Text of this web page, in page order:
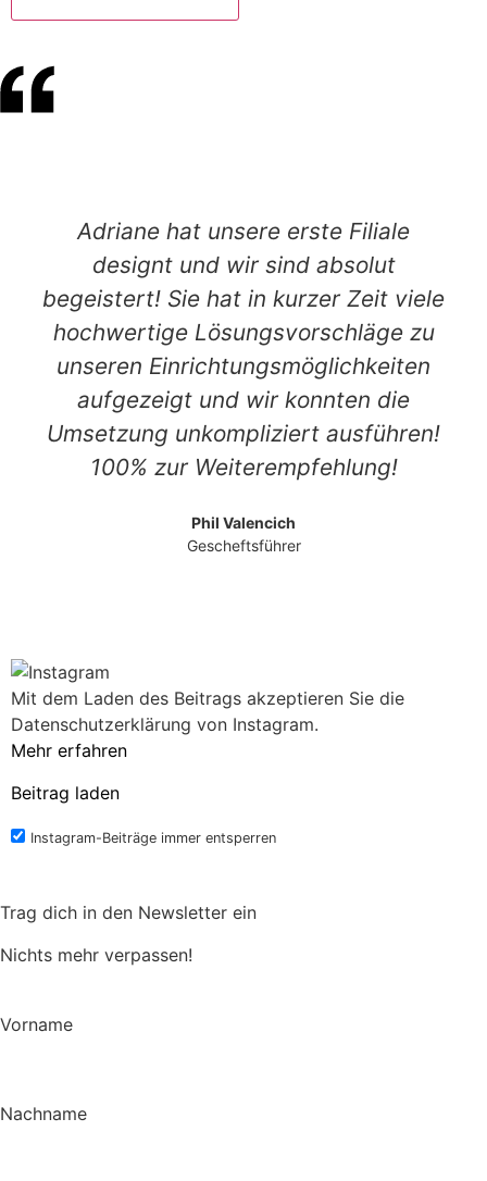
Adriane hat unsere erste Filiale
designt und wir sind absolut
begeistert! Sie hat in kurzer Zeit viele
hochwertige Lösungsvorschläge zu
unseren Einrichtungsmöglichkeiten
aufgezeigt und wir konnten die
Umsetzung unkompliziert ausführen!
100% zur Weiterempfehlung!
Phil Valencich
Gescheftsführer
Mit dem Laden des Beitrags akzeptieren Sie die
Datenschutzerklärung von Instagram.
Mehr erfahren
Beitrag laden
Instagram-Beiträge immer entsperren
Trag dich in den Newsletter ein
Nichts mehr verpassen!
Vorname
Nachname